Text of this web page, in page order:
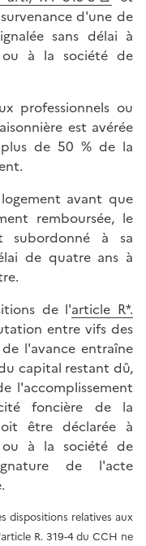
d'une de
sans délai à
ou à la société de
professionnels ou
est avérée
de 50 % de la
avant que
remboursée, le
subordonné à sa
de quatre ans à
de l'article R*.
entre vifs des
l'avance entraîne
capital restant dû,
l'accomplissement
foncière de la
être déclarée à
ou à la société de
de l'acte
dispositions relatives aux
R. 319-4 du CCH ne